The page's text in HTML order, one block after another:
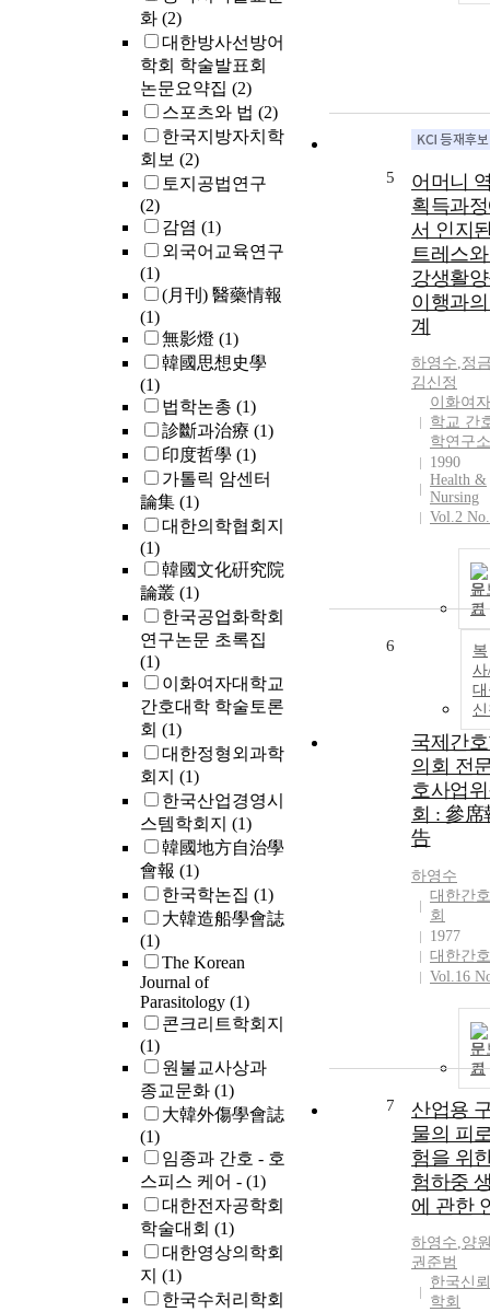
화 (2)
대한방사선방어
학회 학술발표회
논문요약집 (2)
스포츠와 법 (2)
한국지방자치학
회보 (2)
토지공법연구
(2)
감염 (1)
외국어교육연구
(1)
(月刊) 醫藥情報
(1)
無影燈 (1)
韓國思想史學
(1)
법학논총 (1)
診斷과治療 (1)
印度哲學 (1)
가톨릭 암센터
論集 (1)
대한의학협회지
(1)
韓國文化硏究院
論叢 (1)
한국공업화학회
연구논문 초록집
(1)
이화여자대학교
간호대학 학술토론
회 (1)
대한정형외과학
회지 (1)
한국산업경영시
스템학회지 (1)
韓國地方自治學
會報 (1)
한국학논집 (1)
大韓造船學會誌
(1)
The Korean
Journal of
Parasitology (1)
콘크리트학회지
(1)
원불교사상과
종교문화 (1)
大韓外傷學會誌
(1)
임종과 간호 - 호
스피스 케어 - (1)
대한전자공학회
학술대회 (1)
대한영상의학회
지 (1)
한국수처리학회
5
어머니
획득과
서 인지
트레스
강생활
이행과
계
하영수,정
김신정
이화여
학교 간
학연구소
1990
Health &
Nursing
Vol.2
문
기
복
6
국제간
의회 전
호사업
회 : 參席
告
하영수
대한간
회
1977
대한간호
Vol.16
문
기
7
산업용
물의 피
험을 위
험하중
에 관한
하영수,양
권준범
한국신
학회